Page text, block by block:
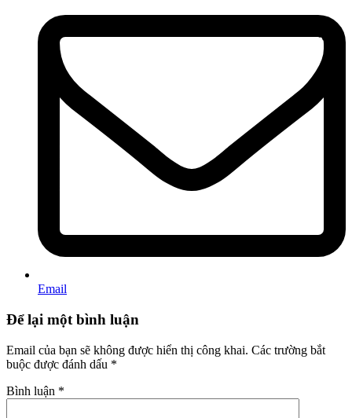
Email
Để lại một bình luận
Email của bạn sẽ không được hiển thị công khai. Các trường bắt
buộc được đánh dấu *
Bình luận *